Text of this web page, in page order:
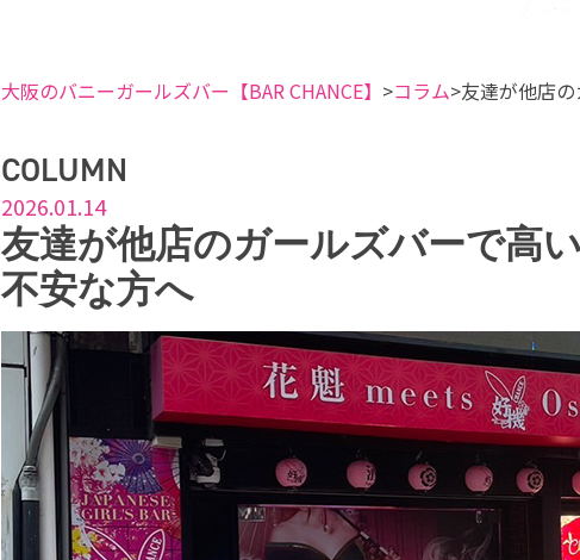
大阪のバニーガールズバー【BAR CHANCE】 コラム 友達が他店
COLUMN
2026.01.14
友達が他店のガールズバーで高
不安な方へ